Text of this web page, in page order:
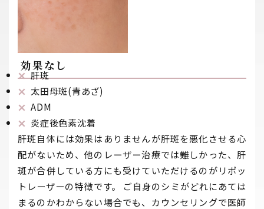
効果なし
肝斑
太田母斑(青あざ)
ADM
炎症後色素沈着
肝斑自体には効果はありませんが肝斑を悪化させる心
配がないため、他のレーザー治療では難しかった、肝
斑が合併している方にも受けていただけるのがリポッ
トレーザーの特徴です。 ご自身のシミがどれにあては
まるのかわからない場合でも、カウンセリングで医師